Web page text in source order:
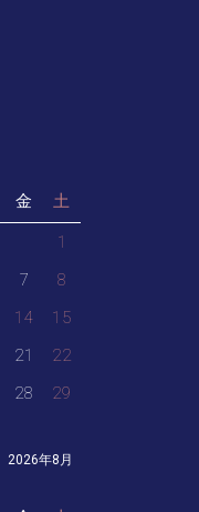
2026年8月
金 土
1
7
8
14
15
21
22
28
29